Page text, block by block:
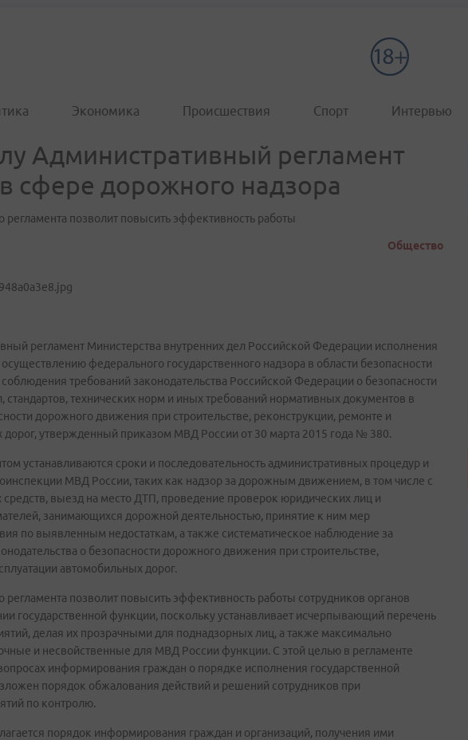
Экономика Происшествия Спорт Интервью
Административный регламент
сфере дорожного надзора
регламента позволит повысить эффективность работы
Общество
регламент Министерства внутренних дел Российской Федерации исполнения
федерального государственного надзора в области безопасности
требований законодательства Российской Федерации о безопасности
технических норм и иных требований нормативных документов в
дорожного движения при строительстве, реконструкции, ремонте и
дорог, утвержденный приказом МВД России от 30 марта 2015 года № 380.
устанавливаются сроки и последовательность административных процедур и
МВД России, таких как надзор за дорожным движением, в том числе с
средств, выезд на место ДТП, проведение проверок юридических лиц и
занимающихся дорожной деятельностью, принятие к ним мер
по выявленным недостаткам, а также систематическое наблюдение за
о безопасности дорожного движения при строительстве,
автомобильных дорог.
регламента позволит повысить эффективность работы сотрудников органов
государственной функции, поскольку устанавливает исчерпывающий перечень
делая их прозрачными для поднадзорных лиц, а также максимально
и несвойственные для МВД России функции. С этой целью в регламенте
информирования граждан о порядке исполнения государственной
порядок обжалования действий и решений сотрудников при
по контролю.
порядок информирования граждан и организаций, получения ими